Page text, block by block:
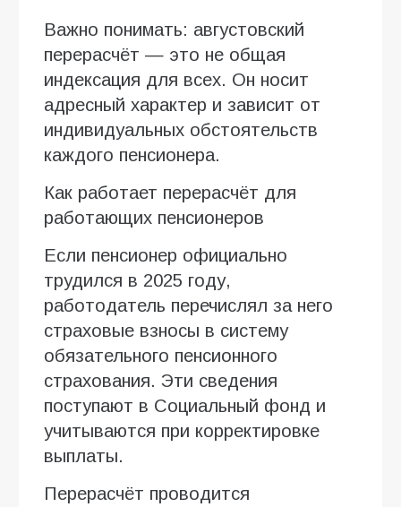
Важно понимать: августовский
перерасчёт — это не общая
индексация для всех. Он носит
адресный характер и зависит от
индивидуальных обстоятельств
каждого пенсионера.
Как работает перерасчёт для
работающих пенсионеров
Если пенсионер официально
трудился в 2025 году,
работодатель перечислял за него
страховые взносы в систему
обязательного пенсионного
страхования. Эти сведения
поступают в Социальный фонд и
учитываются при корректировке
выплаты.
Перерасчёт проводится